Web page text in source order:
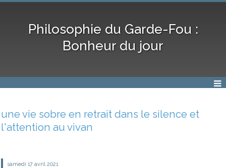
Philosophie du Garde-Fou :
Bonheur du jour
une vie sobre en retrait dans le silence et
l'attention au vivan
samedi 17 avril 2021